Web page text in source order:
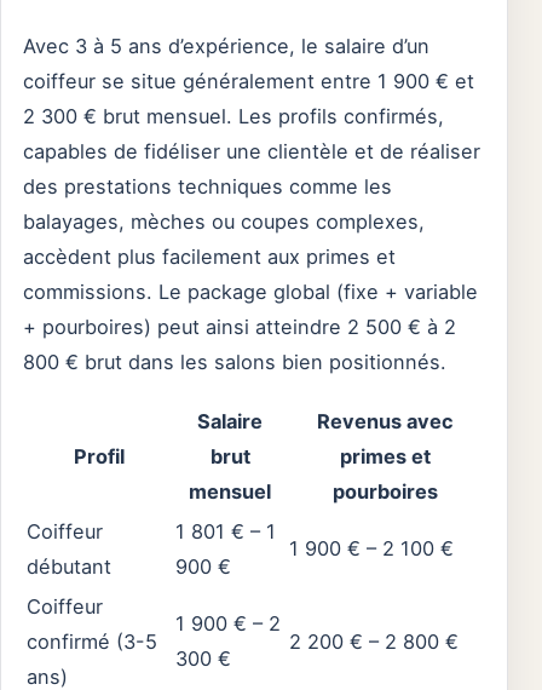
Avec 3 à 5 ans d’expérience, le salaire d’un
coiffeur se situe généralement entre 1 900 € et
2 300 € brut mensuel. Les profils confirmés,
capables de fidéliser une clientèle et de réaliser
des prestations techniques comme les
balayages, mèches ou coupes complexes,
accèdent plus facilement aux primes et
commissions. Le package global (fixe + variable
+ pourboires) peut ainsi atteindre 2 500 € à 2
800 € brut dans les salons bien positionnés.
Profil
Salaire
brut
mensuel
Revenus avec
primes et
pourboires
Coiffeur
débutant
1 801 € – 1
900 €
1 900 € – 2 100 €
Coiffeur
confirmé (3-5
ans)
1 900 € – 2
300 €
2 200 € – 2 800 €